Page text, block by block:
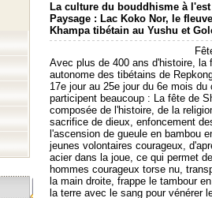
La culture du bouddhisme à
Paysage : Lac Koko Nor, le
Khampa tibétain au Yushu et
Fête de
Avec plus de 400 ans d'histoire, la
autonome des tibétains de
17e jour au 25e jour du 6e mois
participent beaucoup : La fête de
composée de l'histoire, de la
sacrifice de dieux, enfoncement
l'ascension de gueule en bambou
jeunes volontaires courageux,
acier dans la joue, ce qui permet
hommes courageux torse nu,
la main droite, frappe le tambour
la terre avec le sang pour vénérer